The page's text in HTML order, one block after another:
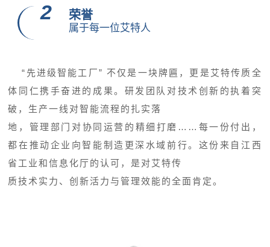
2 荣誉
属于每一位艾特人
“先进级智能工厂” 不仅是一块牌匾，更是艾特传质全
体同仁携手奋进的成果。研发团队对技术创新的执着突
破，生产一线对智能流程的扎实落
地，管理部门对协同运营的精细打磨……每一份付出，
都在推动企业向智能制造更深水域前行。这份来自江西
省工业和信息化厅的认可，是对艾特传
质技术实力、创新活力与管理效能的全面肯定。